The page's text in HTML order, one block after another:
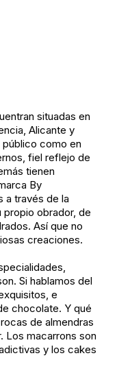
situadas en
Alicante y
como en
fiel reflejo de
tienen
By
a través de la
obrador, de
Así que no
creaciones.
Si hablamos del
e
chocolate. Y qué
de almendras
Los macarrons son
y los cakes